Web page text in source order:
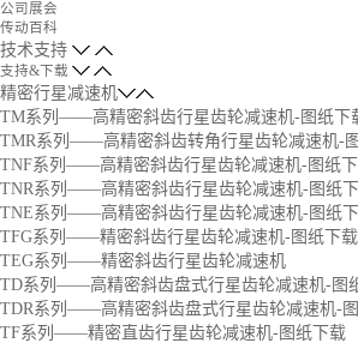
公司展会
传动百科
技术支持
支持&下载
精密行星减速机
TM系列——高精密斜齿行星齿轮减速机-图纸下
TMR系列——高精密斜齿转角行星齿轮减速机-
TNF系列——高精密斜齿行星齿轮减速机-图纸
TNR系列——高精密斜齿行星齿轮减速机-图纸
TNE系列——高精密斜齿行星齿轮减速机-图纸
TFG系列——精密斜齿行星齿轮减速机-图纸下载
TEG系列——精密斜齿行星齿轮减速机
TD系列——高精密斜齿盘式行星齿轮减速机-图
TDR系列——高精密斜齿盘式行星齿轮减速机-
TF系列——精密直齿行星齿轮减速机-图纸下载